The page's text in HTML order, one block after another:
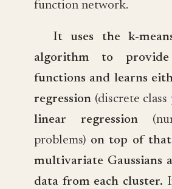
function network.
It uses the k-
algorithm to
functions and learns
regression (discrete
linear regression
problems) on top of that
multivariate Gaussians
data from each cluster.